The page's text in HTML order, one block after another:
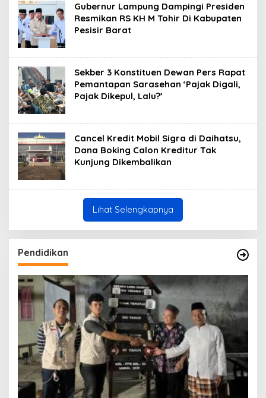
Gubernur Lampung Dampingi Presiden
Resmikan RS KH M Tohir Di Kabupaten
Pesisir Barat
Sekber 3 Konstituen Dewan Pers Rapat
Pemantapan Sarasehan ‘Pajak Digali,
Pajak Dikepul, Lalu?’
Cancel Kredit Mobil Sigra di Daihatsu,
Dana Boking Calon Kreditur Tak
Kunjung Dikembalikan
Lihat Selengkapnya
Pendidikan